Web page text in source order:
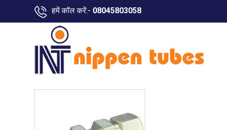
हमें कॉल करें:- 08045803058